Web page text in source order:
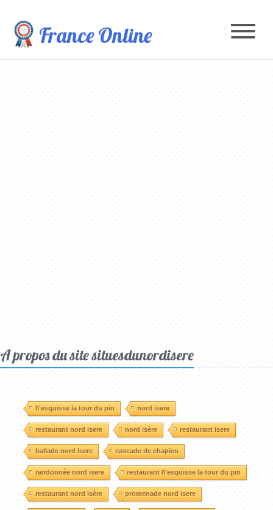
France Online
A propos du site situesdunordisere
l\'esquisse la tour du pin nord isere
restaurant nord isere nord isère restaurant isere
ballade nord isere cascade de chapieu
randonnée nord isere restaurant l\'esquisse la tour du pin
restaurant nord isère promenade nord isere